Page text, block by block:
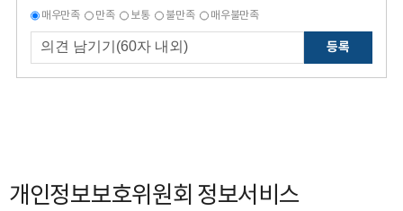
매우만족 만족 보통 불만족 매우불만족
등록
개인정보보호위원회 정보서비스